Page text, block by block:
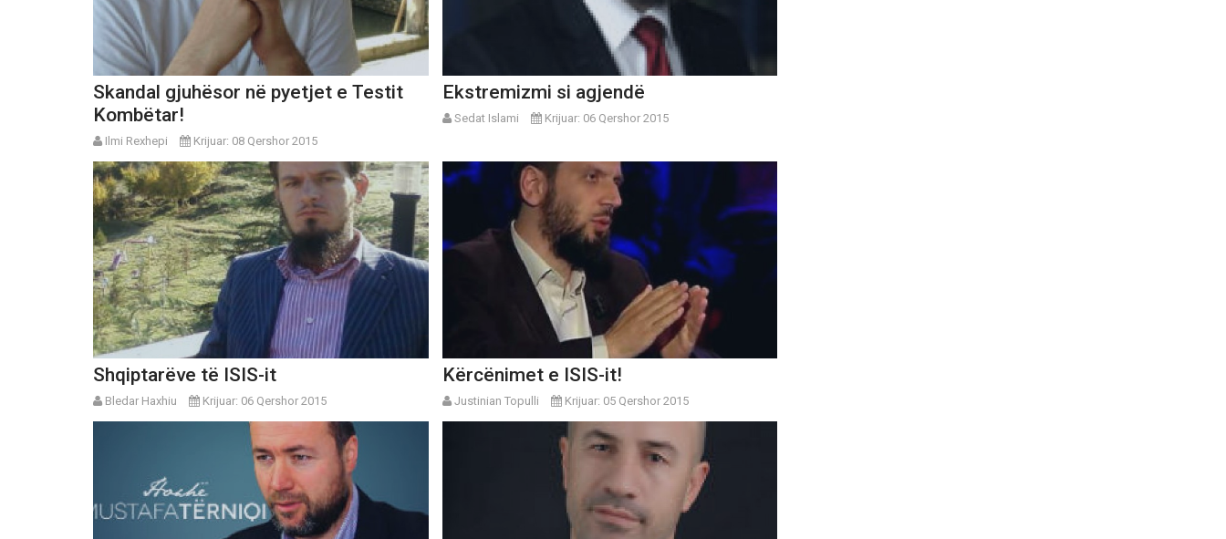
Skandal gjuhësor në pyetjet e Testit
Kombëtar!
Ilmi Rexhepi Krijuar: 08 Qershor 2015
Ekstremizmi si agjendë
Sedat Islami Krijuar: 06 Qershor 2015
Shqiptarëve të ISIS-it
Bledar Haxhiu Krijuar: 06 Qershor 2015
Kërcënimet e ISIS-it!
Justinian Topulli Krijuar: 05 Qershor 2015